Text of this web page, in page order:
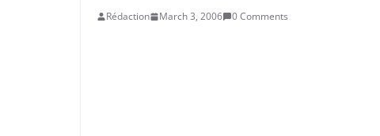
Rédaction March 3, 2006 0 Comments